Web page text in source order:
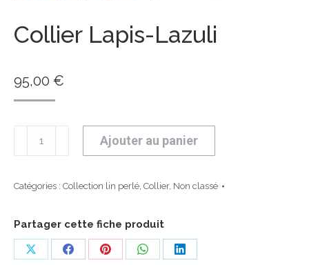
Collier Lapis-Lazuli
95,00 €
Lapis-
Ajouter au panier
Catégories : Collection lin perlé Collier, Non classé
Partager cette fiche produit
PartagerPartagerPartagerPartagerPartager